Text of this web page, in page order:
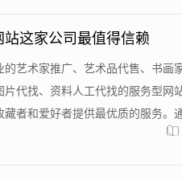
这家公司最值得信赖
的艺术家推广、艺术品代售、书画
代找、资料人工代找的服务型网
者和爱好者提供最优质的服务。